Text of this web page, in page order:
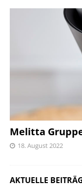
Melitta
18. August 2022
AKTUELLE